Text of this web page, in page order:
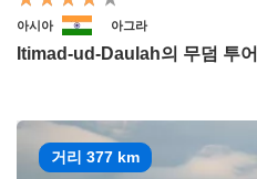
아시아 아그라
Itimad-ud-Daulah의 무덤 투어
거리 377 km